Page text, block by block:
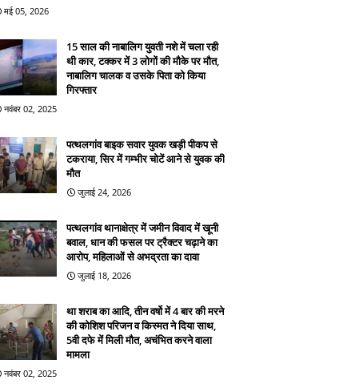
मई 05, 2026
15 साल की नाबालिग युवती नशे में चला रही
थी कार, टक्कर में 3 लोगों की मौके पर मौत,
नाबालिग चालक व उसके पिता को किया
गिरफ्तार
नवंबर 02, 2025
पत्थलगांव बाइक सवार युवक खड़ी पीकप से
टकराया, सिर में गम्भीर चोटें आने से युवक की
मौत
जुलाई 24, 2026
पत्थलगांव थानाक्षेत्र में जमीन विवाद में खूनी
बवाल, धान की फसल पर ट्रैक्टर चढ़ाने का
आरोप, महिलाओं से अभद्रता का दावा
जुलाई 18, 2026
था शराब का आदि, तीन वर्षो में 4 बार की मरने
की कोशिश परिजन व किस्मत ने दिया साथ,
5वी दफे में मिली मौत, अचंभित करने वाला
मामला
नवंबर 02, 2025